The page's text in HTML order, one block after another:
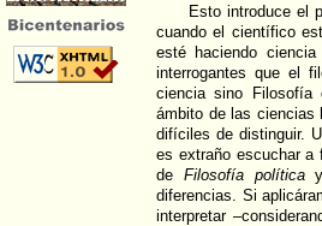
Esto introduce el
cuando el científico
esté haciendo
interrogantes que el
ciencia sino Filosofía
ámbito de las ciencias
difíciles de distinguir.
es extraño escuchar a
de Filosofía políticay
diferencias. Si
interpretar